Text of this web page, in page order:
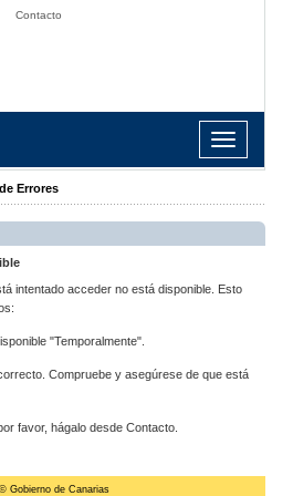
Contacto
Toggle
navigation
Errores
intentado acceder no está disponible. Esto
"Temporalmente".
Compruebe y asegúrese de que está
favor, hágalo desde Contacto.
© Gobierno de Canarias